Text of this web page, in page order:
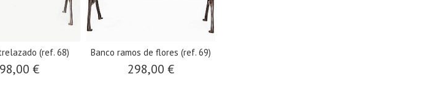
(ref. 68)
€
Banco ramos de flores (ref. 69)
298,00 €